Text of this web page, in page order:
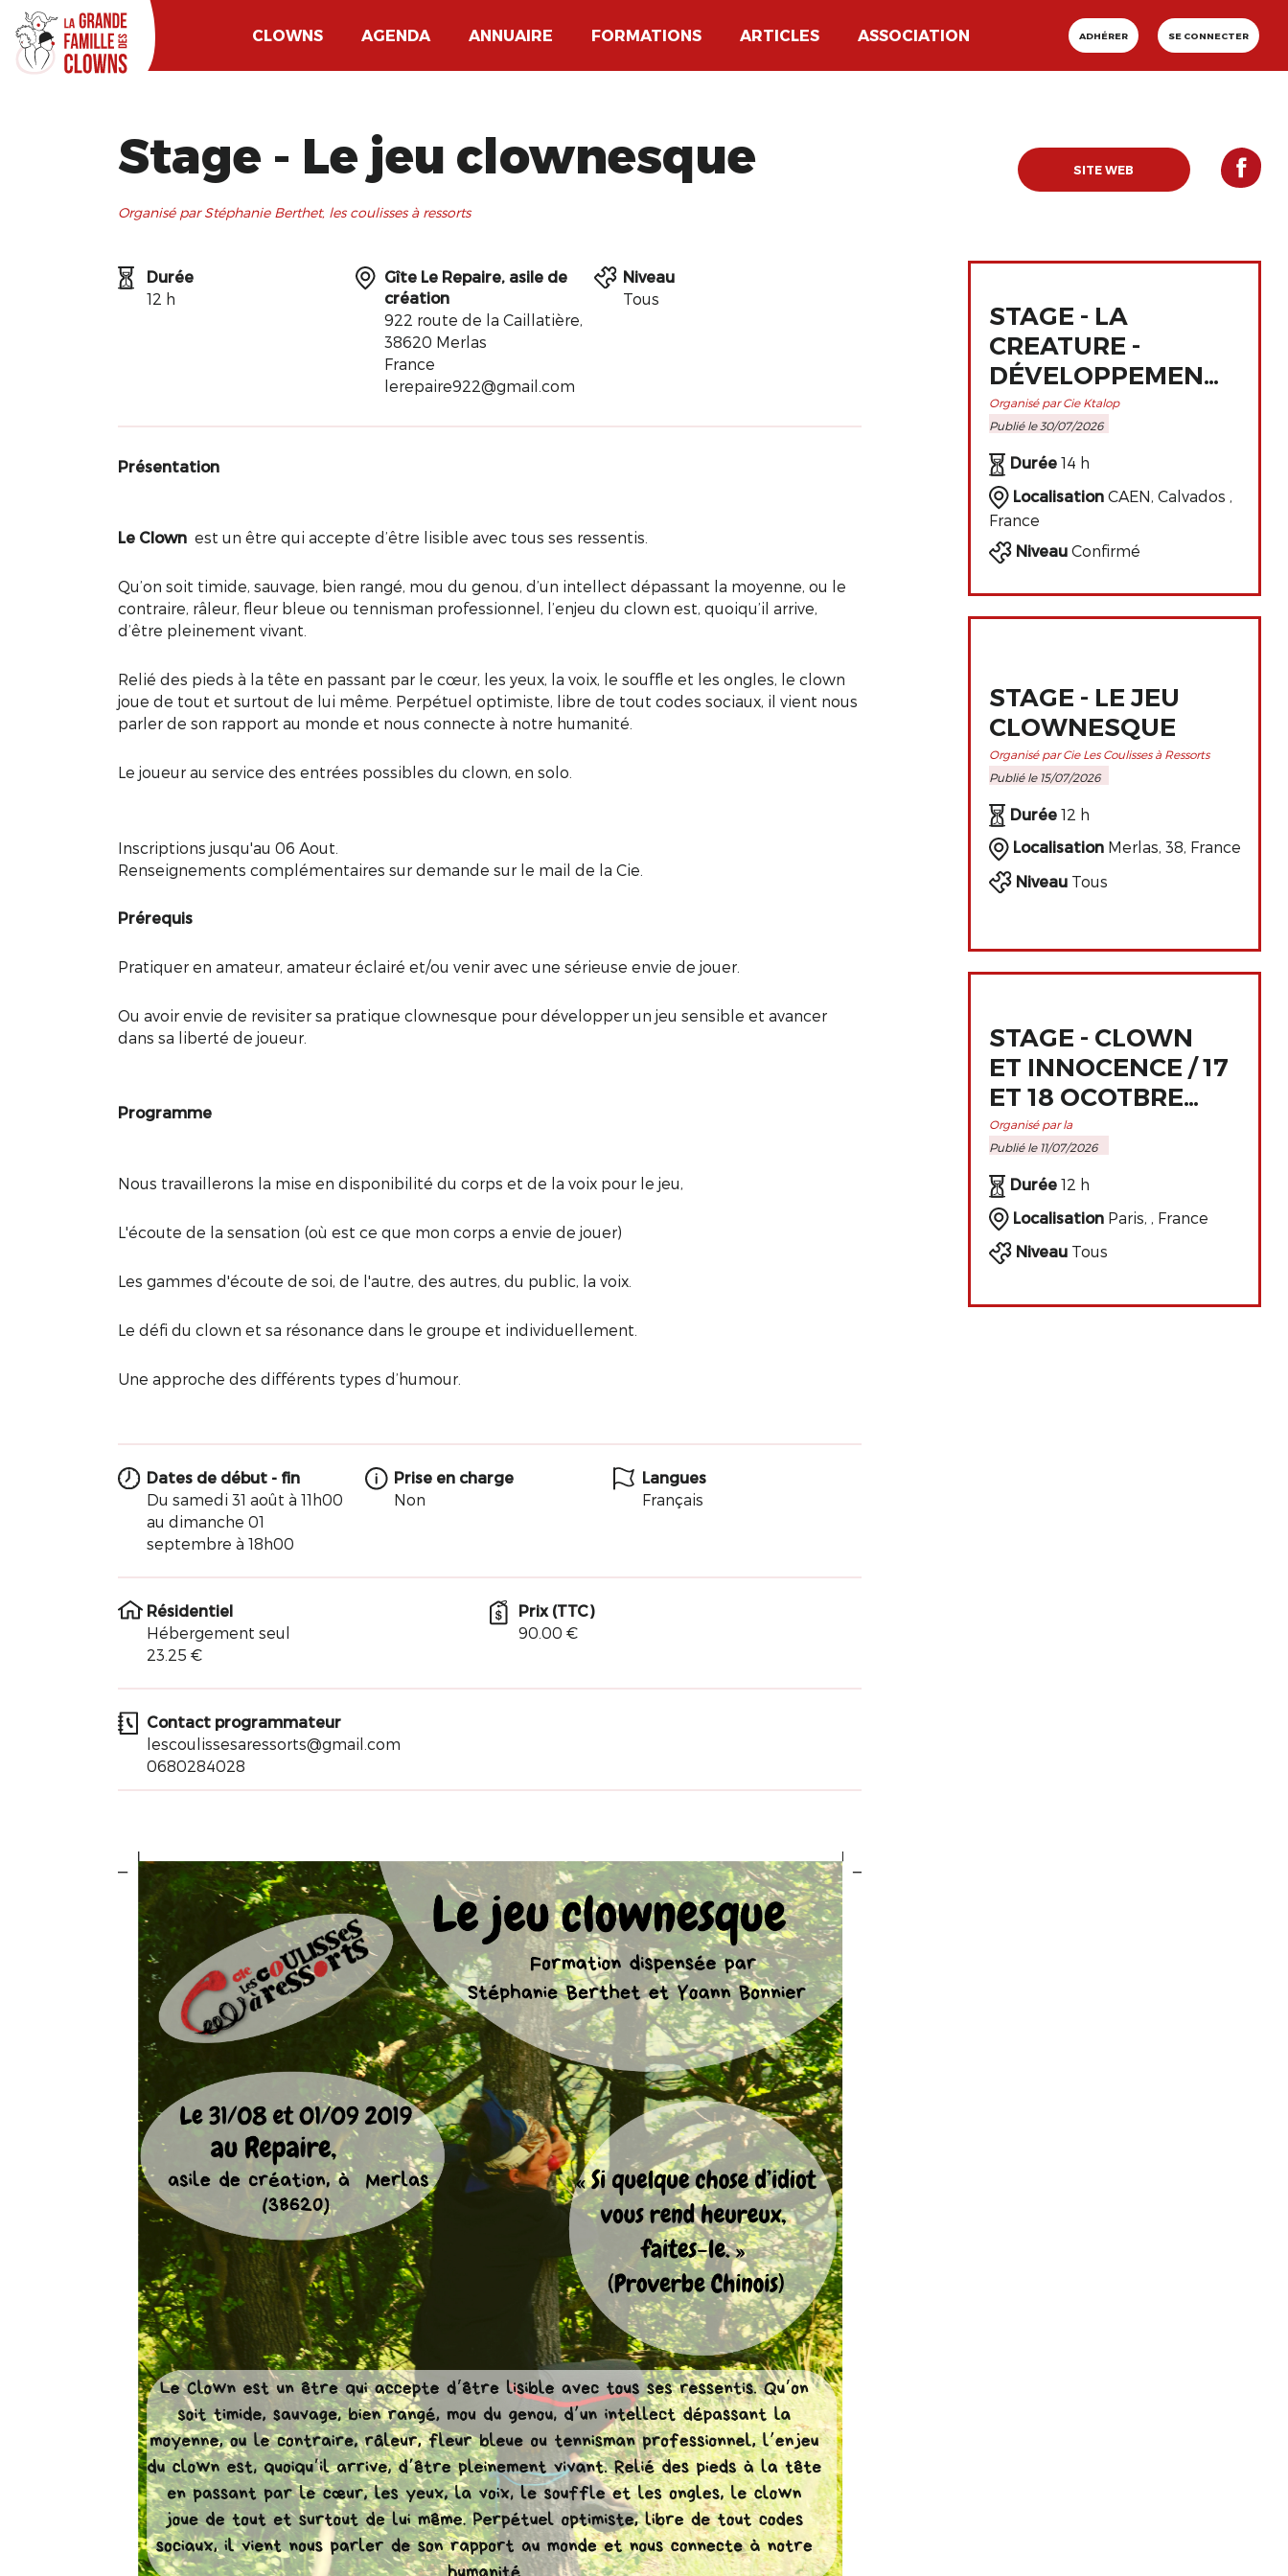
CLOWNS AGENDA ANNUAIRE FORMATIONS ARTICLES ASSOCIATION ADHÉRER SE CONNECTER
Stage - Le jeu clownesque
Organisé par Stéphanie Berthet, les coulisses à ressorts
Durée
12 h
Gîte Le Repaire, asile de
création
922 route de la Caillatière,
38620 Merlas
France
lerepaire922@gmail.com
Niveau
Tous
Présentation
Le Clownest un être qui accepte d’être lisible avec tous ses ressentis.
Qu’on soit timide, sauvage, bien rangé, mou du genou, d’un intellect dépassant la moyenne, ou le
contraire, râleur, fleur bleue ou tennisman professionnel, l’enjeu du clown est, quoiqu’il arrive,
d’être pleinement vivant.
Relié des pieds à la tête en passant par le cœur, les yeux, la voix, le souffle et les ongles, le clown
joue de tout et surtout de lui même. Perpétuel optimiste, libre de tout codes sociaux, il vient nous
parler de son rapport au monde et nous connecte à notre humanité.
Le joueur au service des entrées possibles du clown, en solo.
Inscriptions jusqu'au 06 Aout.
Renseignements complémentaires sur demande sur le mail de la Cie.
Prérequis
Pratiquer en amateur, amateur éclairé et/ou venir avec une sérieuse envie de jouer.
Ou avoir envie de revisiter sa pratique clownesque pour développer un jeu sensible et avancer
dans sa liberté de joueur.
Programme
Nous travaillerons la mise en disponibilité du corps et de la voix pour le jeu,
L'écoute de la sensation (où est ce que mon corps a envie de jouer)
Les gammes d'écoute de soi, de l'autre, des autres, du public, la voix.
Le défi du clown et sa résonance dans le groupe et individuellement.
Une approche des différents types d’humour.
Dates de début - fin
Du samedi 31 août à 11h00
au dimanche 01
septembre à 18h00
Prise en charge
Non
Langues
Français
Résidentiel
Hébergement seul
23.25 €
Prix (TTC)
90.00 €
Contact programmateur
lescoulissesaressorts@gmail.com
0680284028
SITE WEB
STAGE - LA
CREATURE -
DÉVELOPPEMENT
ET
PERFECTIONNEMENT
DE L'ART
CLOWNESQUE
Organisé par Cie Ktalop
Publié le 30/07/2026
Durée14 h
LocalisationCAEN, Calvados ,
France
NiveauConfirmé
STAGE - LE JEU
CLOWNESQUE
Organisé par Cie Les Coulisses à Ressorts
Publié le 15/07/2026
Durée12 h
LocalisationMerlas, 38, France
NiveauTous
STAGE - CLOWN
ET INNOCENCE / 17
ET 18 OCOTBRE
2026 À PARIS
Organisé par la
Publié le 11/07/2026
Durée12 h
LocalisationParis, , France
NiveauTous